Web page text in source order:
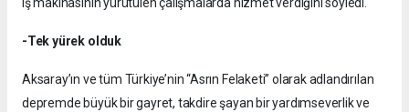
iş makinasının yürütülen çalışmalarda hizmet verdiğini söyledi.
-Tek yürek olduk
Aksaray’ın ve tüm Türkiye’nin “Asrın Felaketi” olarak adlandırılan
depremde büyük bir gayret, takdire şayan bir yardımseverlik ve